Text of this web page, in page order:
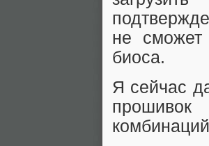
не сможет
биоса.
Я сейчас